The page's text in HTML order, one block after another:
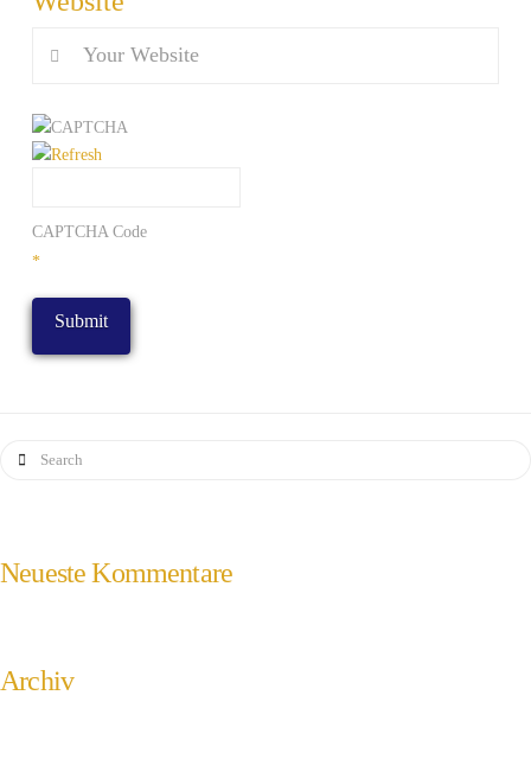
CAPTCHA Code
*
Search
Neueste Kommentare
Archiv